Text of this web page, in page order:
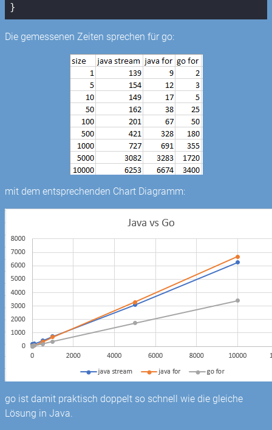
}
Die gemessenen Zeiten sprechen für go:
mit dem entsprechenden Chart Diagramm:
go ist damit praktisch doppelt so schnell wie die gleiche
Lösung in Java.